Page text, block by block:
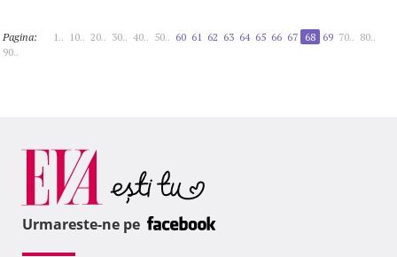
Pagina: 1.. 10.. 20.. 30.. 40.. 50.. 60 61 62 63 64 65 66 67 68 69 70.. 80..
90..
Urmareste-ne pe